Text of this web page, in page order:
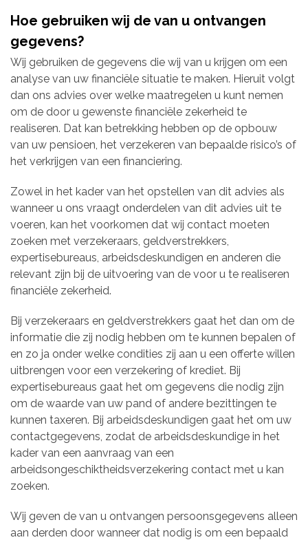
Hoe gebruiken wij de van u ontvangen
gegevens?
Wij gebruiken de gegevens die wij van u krijgen om een
analyse van uw financiële situatie te maken. Hieruit volgt
dan ons advies over welke maatregelen u kunt nemen
om de door u gewenste financiële zekerheid te
realiseren. Dat kan betrekking hebben op de opbouw
van uw pensioen, het verzekeren van bepaalde risico’s of
het verkrijgen van een financiering.
Zowel in het kader van het opstellen van dit advies als
wanneer u ons vraagt onderdelen van dit advies uit te
voeren, kan het voorkomen dat wij contact moeten
zoeken met verzekeraars, geldverstrekkers,
expertisebureaus, arbeidsdeskundigen en anderen die
relevant zijn bij de uitvoering van de voor u te realiseren
financiële zekerheid.
Bij verzekeraars en geldverstrekkers gaat het dan om de
informatie die zij nodig hebben om te kunnen bepalen of
en zo ja onder welke condities zij aan u een offerte willen
uitbrengen voor een verzekering of krediet. Bij
expertisebureaus gaat het om gegevens die nodig zijn
om de waarde van uw pand of andere bezittingen te
kunnen taxeren. Bij arbeidsdeskundigen gaat het om uw
contactgegevens, zodat de arbeidsdeskundige in het
kader van een aanvraag van een
arbeidsongeschiktheidsverzekering contact met u kan
zoeken.
Wij geven de van u ontvangen persoonsgegevens alleen
aan derden door wanneer dat nodig is om een bepaald